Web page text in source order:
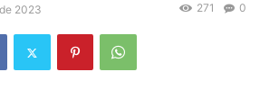
2023 0
271